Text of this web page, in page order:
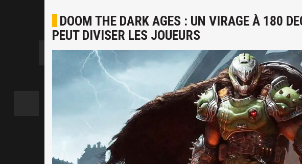
DOOM THE DARK AGES : UN VIRAGE À 180
PEUT DIVISER LES JOUEURS